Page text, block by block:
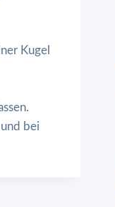
Kugel
bei